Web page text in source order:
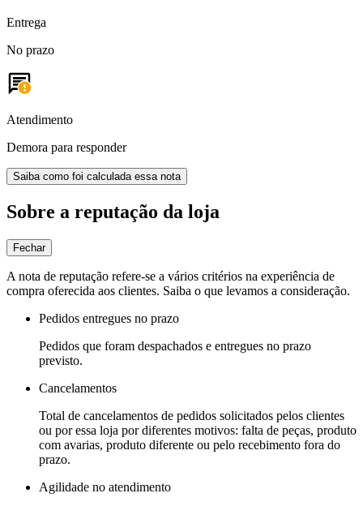
Entrega
No prazo
Atendimento
Demora para responder
Saiba como foi calculada essa nota
Sobre a reputação da loja
Fechar
A nota de reputação refere-se a vários critérios na experiência de
compra oferecida aos clientes. Saiba o que levamos a consideração.
Pedidos entregues no prazo
Pedidos que foram despachados e entregues no prazo
previsto.
Cancelamentos
Total de cancelamentos de pedidos solicitados pelos clientes
ou por essa loja por diferentes motivos: falta de peças, produto
com avarias, produto diferente ou pelo recebimento fora do
prazo.
Agilidade no atendimento